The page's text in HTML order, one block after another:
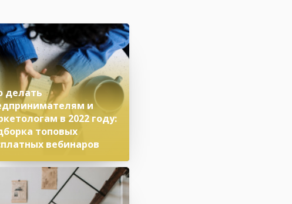
делать
и
в 2022 году:
топовых
вебинаров
зарегистрироваться и
в 2021 году